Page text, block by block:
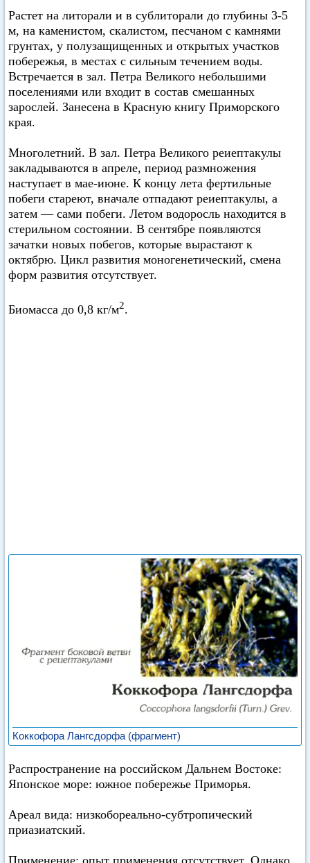
Растет на литорали и в сублиторали до глубины 3-5
м, на каменистом, скалистом, песчаном с камнями
грунтах, у полузащищенных и открытых участков
побережья, в местах с сильным течением воды.
Встречается в зал. Петра Великого небольшими
поселениями или входит в состав смешанных
зарослей. Занесена в Красную книгу Приморского
края.
Многолетний. В зал. Петра Великого реиептакулы
закладываются в апреле, период размножения
наступает в мае-июне. К концу лета фертильные
побеги стареют, вначале отпадают реиептакулы, а
затем — сами побеги. Летом водоросль находится в
стерильном состоянии. В сентябре появляются
зачатки новых побегов, которые вырастают к
октябрю. Цикл развития моногенетический, смена
форм развития отсутствует.
Биомасса до 0,8 кг/м2.
Коккофора Лангсдорфа (фрагмент)
Распространение на российском Дальнем Востоке:
Японское море: южное побережье Приморья.
Ареал вида: низкобореально-субтропический
приазиатский.
Применение: опыт применения отсутствует. Однако